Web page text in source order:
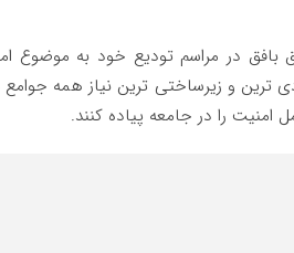
بافق در مراسم تودیع خود به موضوع
ترین و زیرساختی ترین نیاز همه
امنیت را در جامعه پیاده کنند.